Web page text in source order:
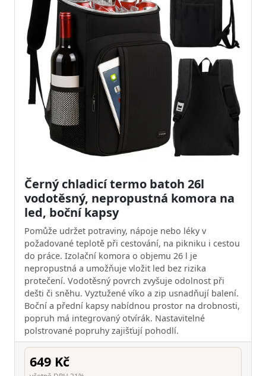
Černý chladicí termo batoh 26l
vodotěsný, nepropustná komora na
led, boční kapsy
Pomůže udržet potraviny, nápoje nebo léky v
požadované teplotě při cestování, na pikniku i cestou
do práce. Izolační komora o objemu 26 l je
nepropustná a umožňuje vložit led bez rizika
protečení. Vodotěsný povrch zvyšuje odolnost při
dešti či sněhu. Vyztužené víko a zip usnadňují balení.
Boční a přední kapsy nabídnou prostor na drobnosti,
popruh má integrovaný otvírák. Nastavitelné
polstrované popruhy zajišťují pohodlí.
649 Kč